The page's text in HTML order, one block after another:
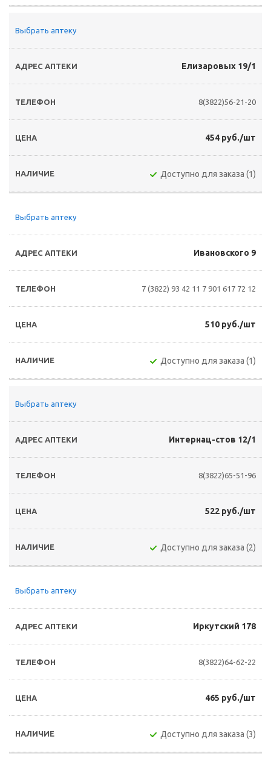
Выбрать аптеку
Елизаровых 19/1
8(3822)56-21-20
454 руб./шт
Доступно для заказа (1)
Выбрать аптеку
Ивановского 9
7 (3822) 93 42 11 7 901 617 72 12
510 руб./шт
Доступно для заказа (1)
Выбрать аптеку
Интернац-стов 12/1
8(3822)65-51-96
522 руб./шт
Доступно для заказа (2)
Выбрать аптеку
Иркутский 178
8(3822)64-62-22
465 руб./шт
Доступно для заказа (3)